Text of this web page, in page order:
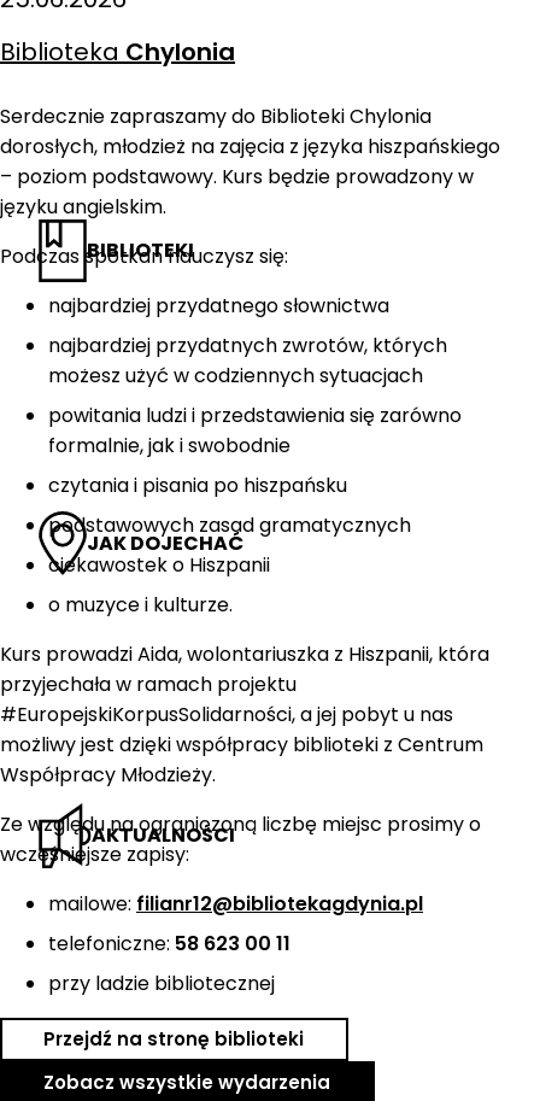
BIBLIOTEKI
JAK DOJECHAĆ
AKTUALNOŚCI
Biblioteka Chylonia
Serdecznie zapraszamy do Biblioteki Chylonia
dorosłych, młodzież na zajęcia z języka hiszpańskiego
– poziom podstawowy. Kurs będzie prowadzony w
języku angielskim.
Podczas spotkań nauczysz się:
najbardziej przydatnego słownictwa
najbardziej przydatnych zwrotów, których
możesz użyć w codziennych sytuacjach
powitania ludzi i przedstawienia się zarówno
formalnie, jak i swobodnie
czytania i pisania po hiszpańsku
podstawowych zasad gramatycznych
ciekawostek o Hiszpanii
o muzyce i kulturze.
Kurs prowadzi Aida, wolontariuszka z Hiszpanii, która
przyjechała w ramach projektu
#EuropejskiKorpusSolidarności, a jej pobyt u nas
możliwy jest dzięki współpracy biblioteki z Centrum
Współpracy Młodzieży.
Ze względu na ograniczoną liczbę miejsc prosimy o
wcześniejsze zapisy:
mailowe: filianr12@bibliotekagdynia.pl
telefoniczne: 58 623 00 11
przy ladzie bibliotecznej
Przejdź na stronę biblioteki
Zobacz wszystkie wydarzenia